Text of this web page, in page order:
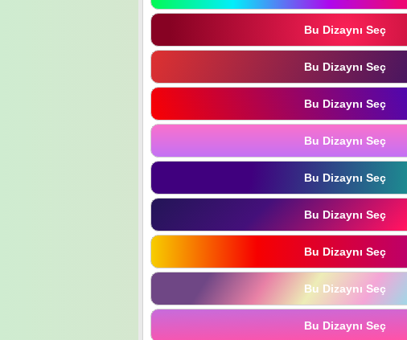
Bu Dizaynı Seç
Bu Dizaynı Seç
Bu Dizaynı Seç
Bu Dizaynı Seç
Bu Dizaynı Seç
Bu Dizaynı Seç
Bu Dizaynı Seç
Bu Dizaynı Seç
Bu Dizaynı Seç